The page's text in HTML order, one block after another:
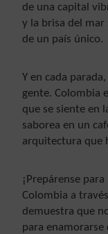
de una capital
y la brisa del
de un país único.
Y en cada
gente. Colombia
que se siente en
saborea en un
arquitectura que
¡Prepárense
Colombia a
demuestra que
para enamorarse